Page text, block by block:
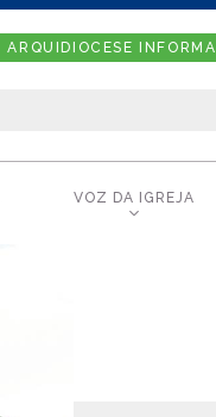
ARQUIDIOCESE INFORMA
VOZ DA IGREJA